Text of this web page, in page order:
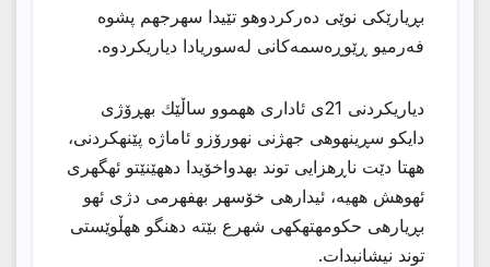
بڕیارێکی نوێی دەرکردوهو تێیدا سهرجهم پشوه
فەرمیو ڕێوڕەسمەکانی لەسوریادا دیاریکردوه.
دیاریكردنى 21ى ئادارى ههموو ساڵێك بهڕۆژى
دایكو سڕینهوهى جهژنى نهورۆزو ئاماژه پێنهكردنى،
ههتا دێت ناڕهزایی توند بهدواخۆیدا دههێنێتو ئهگهرى
ئهوهش ههیه، ئیدارهى خۆسهر بهفهرمى دژى ئهو
بڕیارهى حكومهتهكهى شهرع بێته دهنگو ههڵوێستى
توند نیشانبدات.